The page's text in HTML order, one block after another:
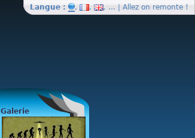
Langue : , , , … | Allez on remonte !
Galerie